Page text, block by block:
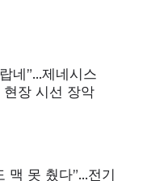
네”…제네시스
장 시선 장악
맥 못 췄다”…전기